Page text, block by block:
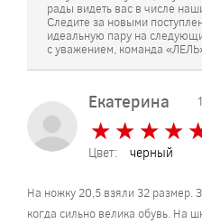
рады видеть вас в числе
Следите за новыми
идеальную пару на
с уважением, команда
Екатерина
★ ★ ★ ★
★ ★ ★ ★
Цвет: черный
На ножку 20,5 взяли 32 размер.
когда сильно велика обувь. На